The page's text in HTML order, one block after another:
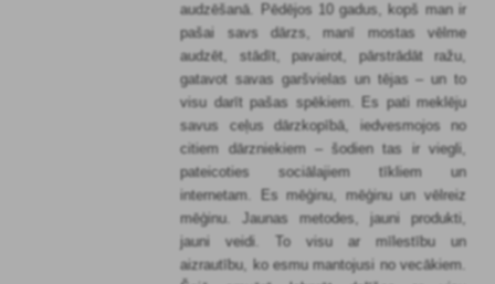
audzēšanā. Pēdējos 10 gadus, kopš man ir
pašai savs dārzs, manī mostas vēlme
audzēt, stādīt, pavairot, pārstrādāt ražu,
gatavot savas garšvielas un tējas – un to
visu darīt pašas spēkiem. Es pati meklēju
savus ceļus dārzkopībā, iedvesmojos no
citiem dārzniekiem – šodien tas ir viegli,
pateicoties sociālajiem tīkliem un
internetam. Es mēģinu, mēģinu un vēlreiz
mēģinu. Jaunas metodes, jauni produkti,
jauni veidi. To visu ar mīlestību un
aizrautību, ko esmu mantojusi no vecākiem.